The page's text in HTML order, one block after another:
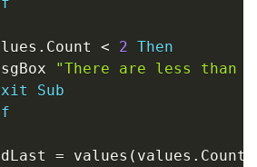
. Count < 2 Then
"There are less than
Sub
= values ( values . Count